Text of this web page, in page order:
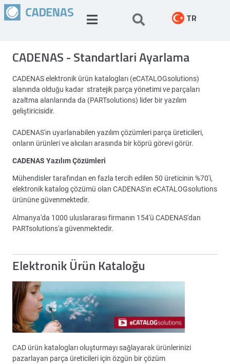
TR
CADENAS - Standartlari Ayarlama
CADENAS elektronik ürün katalogları (eCATALOGsolutions)
alanında olduğu kadar stratejik parça yönetimi ve parçaları
azaltma alanlarında da (PARTsolutions) lider bir yazılım
geliştiricisidir.
CADENAS'ın uyarlanabilen yazılım çözümleri parça üreticileri,
onların ürünleri ve alıcıları arasında bir köprü görevi görür.
CADENAS Yazılım Çözümleri
Mühendisler tarafından en fazla tercih edilen 50 üreticinin %70'i,
elektronik katalog çözümü olan CADENAS'ın eCATALOGsolutions
ürününe güvenmektedir.
Almanya'da 1000 uluslararası firmanın 154'ü CADENAS'dan
PARTsolutions'a güvenmektedir.
Elektronik Ürün Kataloğu
CAD ürün katalogları oluşturmayı sağlayarak ürünlerinizi
pazarlayan parça üreticileri için özgün bir çözüm